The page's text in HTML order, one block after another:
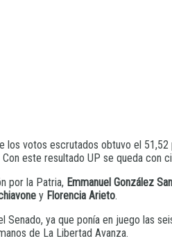
votos escrutados obtuvo el
este resultado UP se queda con
por la Patria, Emmanuel González
y Florencia Arieto.
ya que ponía en juego las
de La Libertad Avanza.